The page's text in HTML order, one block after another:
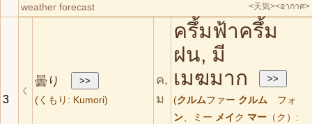
weather forecast <天気><อากาศ>
3
く
曇り
(くもり: Kumori)
ค,
ม
ครึ้มฟ้าครึ้ม
ฝน, มี
เมฆมาก
(クルムファー クルム フォ
ン、ミー メイ ク マー （ク）: